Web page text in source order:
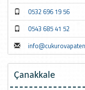
0532 696 19 56
0543 685 41 52
Çanakkale